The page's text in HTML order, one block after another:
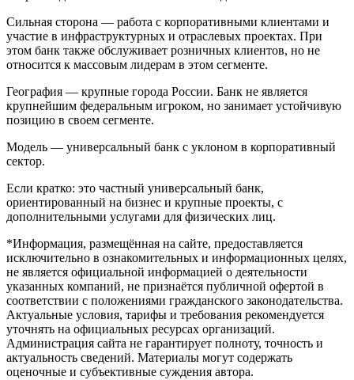
Сильная сторона — работа с корпоративными клиентами и
участие в инфраструктурных и отраслевых проектах. При
этом банк также обслуживает розничных клиентов, но не
относится к массовым лидерам в этом сегменте.
География — крупные города России. Банк не является
крупнейшим федеральным игроком, но занимает устойчивую
позицию в своем сегменте.
Модель — универсальный банк с уклоном в корпоративный
сектор.
Если кратко: это частный универсальный банк,
ориентированный на бизнес и крупные проекты, с
дополнительными услугами для физических лиц.
*Информация, размещённая на сайте, предоставляется
исключительно в ознакомительных и информационных целях,
не является официальной информацией о деятельности
указанных компаний, не признаётся публичной офертой в
соответствии с положениями гражданского законодательства.
Актуальные условия, тарифы и требования рекомендуется
уточнять на официальных ресурсах организаций.
Администрация сайта не гарантирует полноту, точность и
актуальность сведений. Материалы могут содержать
оценочные и субъективные суждения автора.